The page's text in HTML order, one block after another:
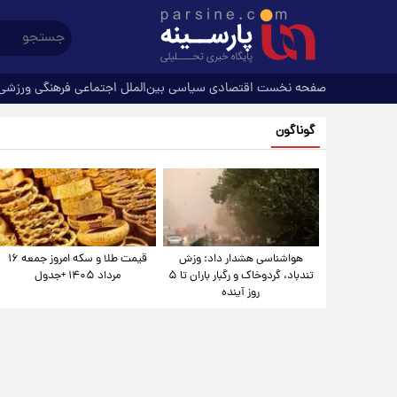
صفحه نخست اقتصادی سیاسی بین‌الملل اجتماعی فرهنگی
گوناگون
هواشناسی هشدار داد: وزش
تندباد، گردوخاک و رگبار باران تا ۵
روز آینده
قیمت طلا و سکه امروز جمعه ۱۶
مرداد ۱۴۰۵ +جدول